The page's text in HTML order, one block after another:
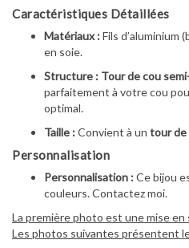
Caractéristiques Détaillées
Matériaux :Fils
en soie.
Structure : Tour de cou
parfaitement à votre cou
optimal.
Taille :Convient à un tour de
Personnalisation
Personnalisation :Ce bijou
couleurs. Contactez moi.
La première photo est une mise
Les photos suivantes présentent